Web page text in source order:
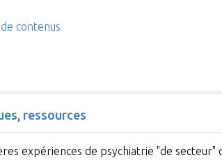
contenus
ressources
expériences de psychiatrie "de secteur"